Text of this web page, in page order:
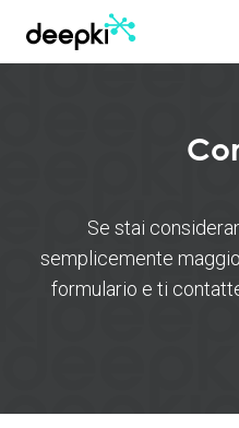
Se stai
semplicemente
formulario e ti
Pannello di gestione dei